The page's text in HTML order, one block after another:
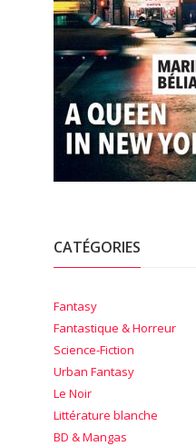
CATÉGORIES
Fantasy
Fantastique & Horreur
Science-Fiction
Urban Fantasy
Le Noir
Littérature blanche
BD & Mangas